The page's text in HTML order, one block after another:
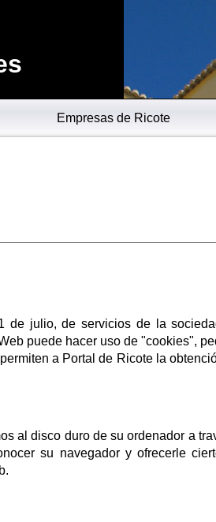
Empresas de Ricote
de julio, de servicios de la
puede hacer uso de "cookies",
a Portal de Ricote la
al disco duro de su ordenador a
su navegador y ofrecerle